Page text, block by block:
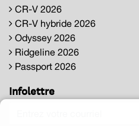
CR-V 2026
CR-V hybride 2026
Odyssey 2026
Ridgeline 2026
Passport 2026
Infolettre